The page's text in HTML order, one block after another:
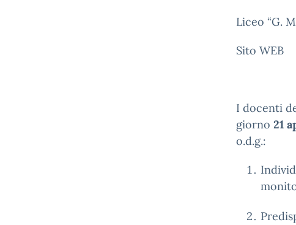
Liceo “G.
Sito WEB
I docenti
giorno 21
o.d.g.: